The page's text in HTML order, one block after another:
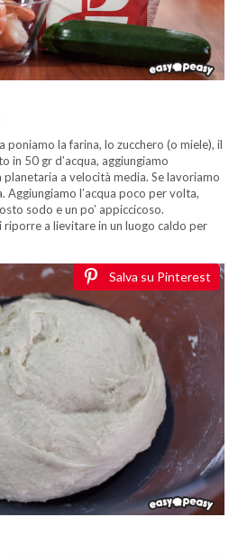
poniamo la farina, lo zucchero (o miele), il
in 50 gr d’acqua, aggiungiamo
planetaria a velocità media. Se lavoriamo
Aggiungiamo l’acqua poco per volta,
sodo e un po’ appiccicoso.
a lievitare in un luogo caldo per
Salva su Pinterest